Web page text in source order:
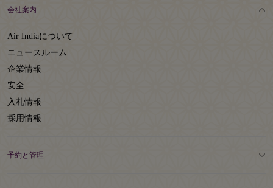
会社案内
Air Indiaについて
ニュースルーム
企業情報
安全
入札情報
採用情報
予約と管理